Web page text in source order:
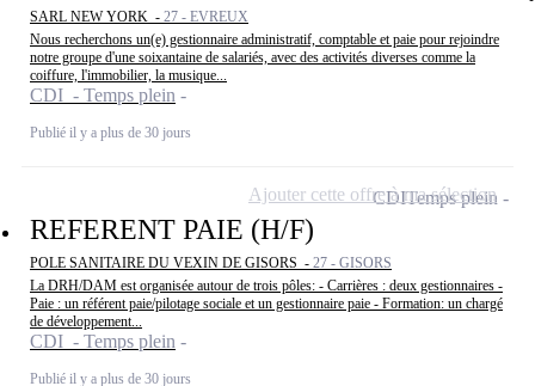
SARL NEW YORK - 27 - EVREUX
Nous recherchons un(e) gestionnaire administratif, comptable et paie pour rejoindre
notre groupe d'une soixantaine de salariés, avec des activités diverses comme la
coiffure, l'immobilier, la musique...
CDI - Temps plein
Publié il y a plus de 30 jours
REFERENT PAIE (H/F)
POLE SANITAIRE DU VEXIN DE GISORS - 27 - GISORS
La DRH/DAM est organisée autour de trois pôles: - Carrières : deux gestionnaires -
Paie : un référent paie/pilotage sociale et un gestionnaire paie - Formation: un chargé
de développement...
CDI - Temps plein
Publié il y a plus de 30 jours
CDITemps plein
Ajouter cette offre à ma sélection